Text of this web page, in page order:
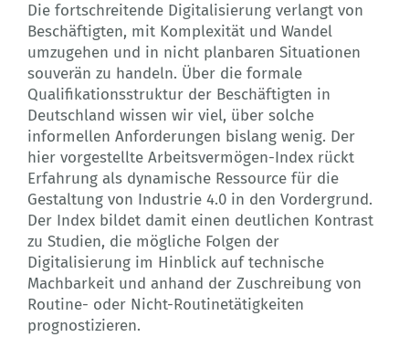
Die fortschreitende Digitalisierung verlangt von
Beschäftigten, mit Komplexität und Wandel
umzugehen und in nicht planbaren Situationen
souverän zu handeln. Über die formale
Qualifikationsstruktur der Beschäftigten in
Deutschland wissen wir viel, über solche
informellen Anforderungen bislang wenig. Der
hier vorgestellte Arbeitsvermögen-Index rückt
Erfahrung als dynamische Ressource für die
Gestaltung von Industrie 4.0 in den Vordergrund.
Der Index bildet damit einen deutlichen Kontrast
zu Studien, die mögliche Folgen der
Digitalisierung im Hinblick auf technische
Machbarkeit und anhand der Zuschreibung von
Routine- oder Nicht-Routinetätigkeiten
prognostizieren.